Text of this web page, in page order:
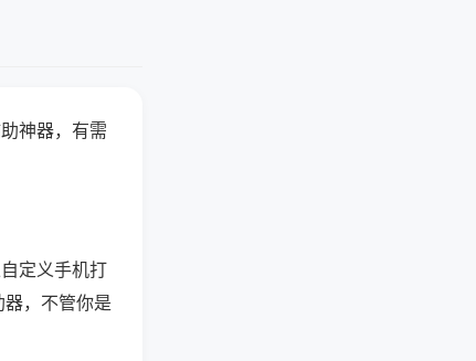
神器，有需
定义手机打
，不管你是